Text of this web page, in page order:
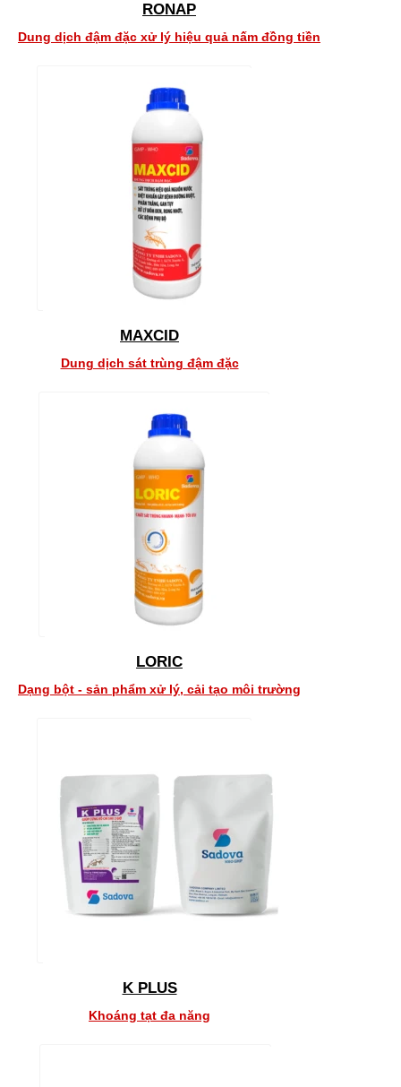
RONAP
Dung dịch đậm đặc xử lý hiệu quả nấm đồng tiền
MAXCID
Dung dịch sát trùng đậm đặc
LORIC
Dạng bột - sản phẩm xử lý, cải tạo môi trường
K PLUS
Khoáng tạt đa năng